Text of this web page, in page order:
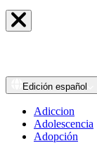
Edición español
Adiccion
Adolescencia
Adopción